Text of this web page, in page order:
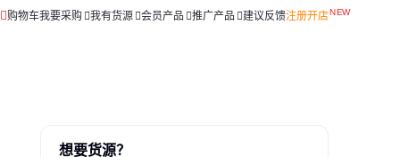
购物车我要采购 我有货源 会员产品 推广产品 建议反馈注册开店
想要货源？